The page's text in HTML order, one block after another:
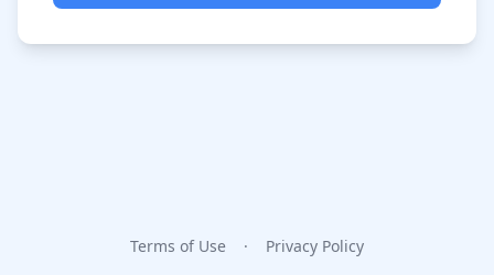
Terms of Use · Privacy Policy